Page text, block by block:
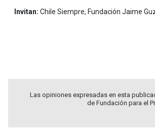
Invitan: Chile Siempre, Fundación Jaime
Las opiniones expresadas en esta
de Fundación para el